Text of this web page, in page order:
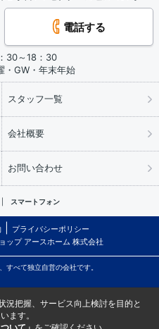
電話する
30～18：30
・GW・年末年始
スタッフ一覧
会社概要
お問い合わせ
スマートフォン
プライバシーポリシー
ップ アースホーム 株式会社
すべて独立自営の会社です。
況把握、サービス向上検討を目的と
ます。